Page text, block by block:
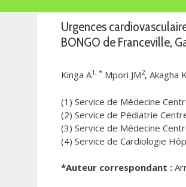
Urgences
BONGO de Franceville,
Kinga A1, * Mpori JM2, Akagha
(1) Service de Médecine
(2) Service de Pédiatrie
(3) Service de Médecine
(4) Service de Cardiologie
*Auteur correspondant :